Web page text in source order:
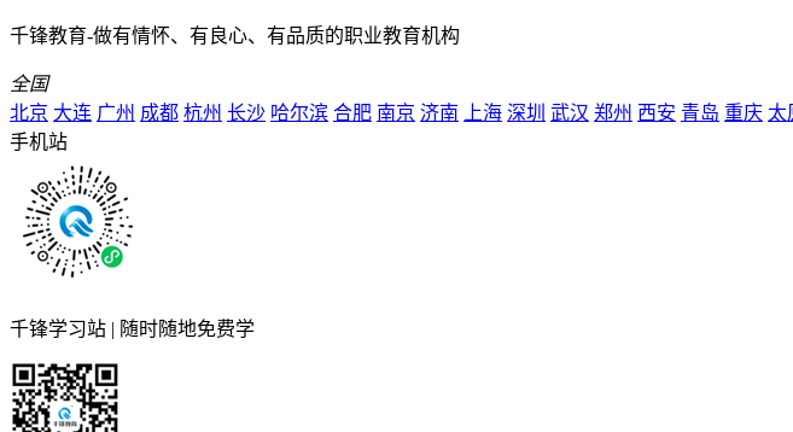
千锋教育-做有情怀、有良心、有品质的职业教育机构
全国
北京 大连 广州 成都 杭州 长沙 哈尔滨 合肥 南京 济南 上海 深圳 武汉 郑州 西安 青岛 重庆 太
手机站
千锋学习站 | 随时随地免费学